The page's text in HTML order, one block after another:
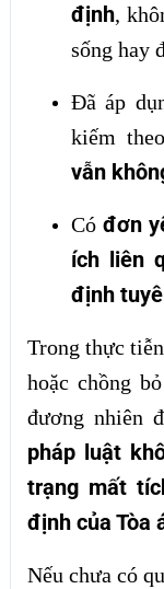
định,
sống hay
Đã áp
kiếm
vẫn
Cóđơn
ích liên
định
Trong thực
hoặc chồng
đương nhiên
pháp luật
trạng mất
định của Tòa
Nếu chưa có